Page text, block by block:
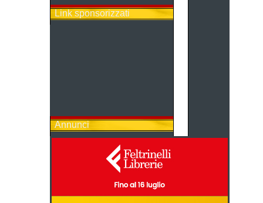
Link sponsorizzati
Annunci